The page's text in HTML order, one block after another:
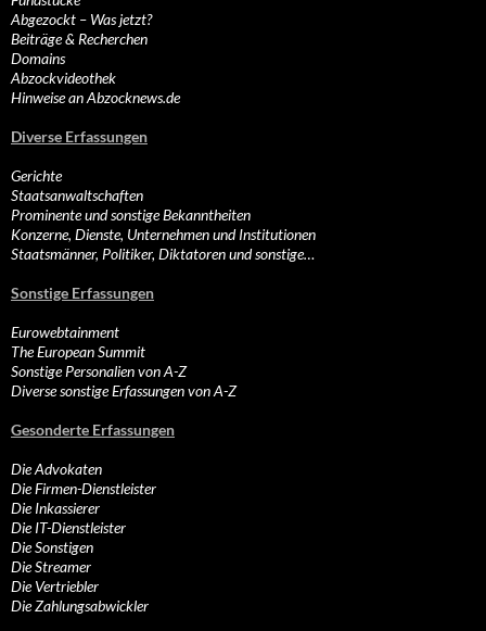
Abgezockt – Was jetzt?
Beiträge & Recherchen
Domains
Abzockvideothek
Hinweise an Abzocknews.de
Diverse Erfassungen
Gerichte
Staatsanwaltschaften
Prominente und sonstige Bekanntheiten
Konzerne, Dienste, Unternehmen und Institutionen
Staatsmänner, Politiker, Diktatoren und sonstige…
Sonstige Erfassungen
Eurowebtainment
The European Summit
Sonstige Personalien von A-Z
Diverse sonstige Erfassungen von A-Z
Gesonderte Erfassungen
Die Advokaten
Die Firmen-Dienstleister
Die Inkassierer
Die IT-Dienstleister
Die Sonstigen
Die Streamer
Die Vertriebler
Die Zahlungsabwickler